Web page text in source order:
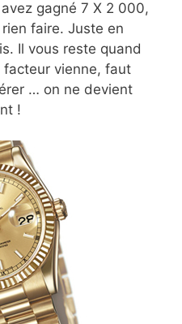
gagné 7 X 2 000,
faire. Juste en
Il vous reste quand
vienne, faut
… on ne devient
!